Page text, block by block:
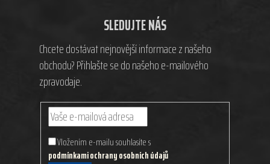
SLEDUJTE NÁS
Chcete dostávat nejnovější informace z našeho
obchodu? Přihlašte se do našeho e-mailového
zpravodaje.
Vložením e-mailu souhlasíte s
podmínkami ochrany osobních údajů